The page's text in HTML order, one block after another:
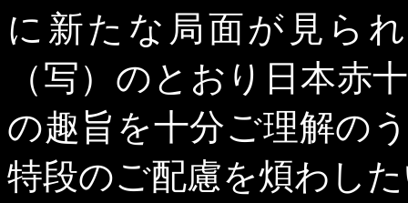
に新たな局面が見ら
（写）のとおり日本赤
の趣旨を十分ご理解の
特段のご配慮を煩わし